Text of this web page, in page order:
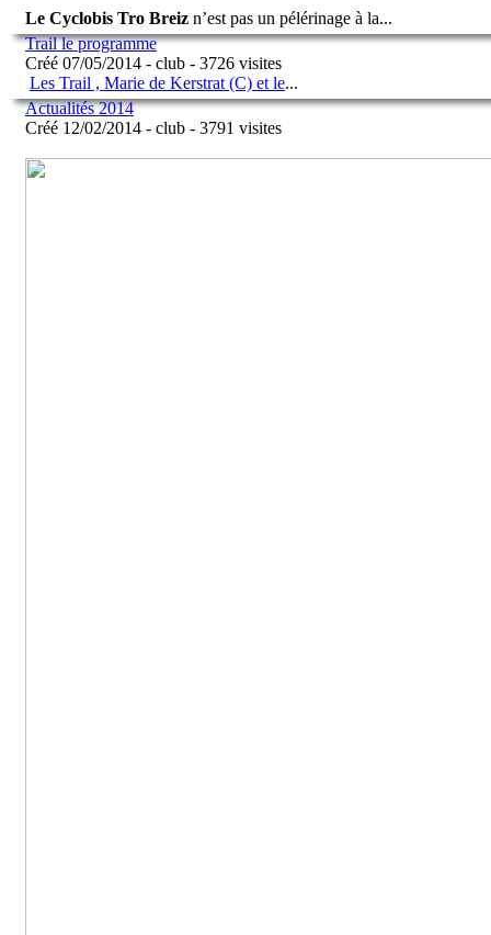
Le Cyclobis Tro Breiz n’est pas un pélérinage à la...
Trail le programme
Créé 07/05/2014 - club - 3726 visites
Les Trail , Marie de Kerstrat (C) et le...
Actualités 2014
Créé 12/02/2014 - club - 3791 visites